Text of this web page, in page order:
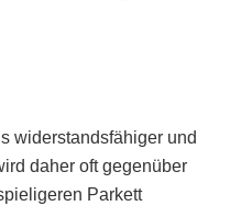
widerstandsfähiger und
daher oft gegenüber
Parkett